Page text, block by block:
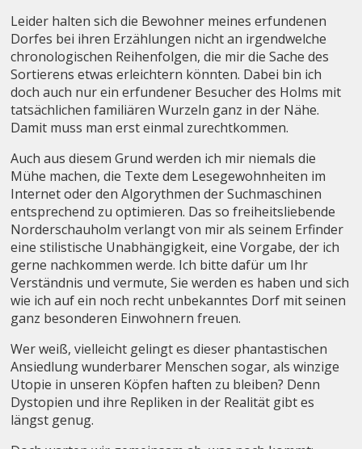
Leider halten sich die Bewohner meines erfundenen
Dorfes bei ihren Erzählungen nicht an irgendwelche
chronologischen Reihenfolgen, die mir die Sache des
Sortierens etwas erleichtern könnten. Dabei bin ich
doch auch nur ein erfundener Besucher des Holms mit
tatsächlichen familiären Wurzeln ganz in der Nähe.
Damit muss man erst einmal zurechtkommen.
Auch aus diesem Grund werden ich mir niemals die
Mühe machen, die Texte dem Lesegewohnheiten im
Internet oder den Algorythmen der Suchmaschinen
entsprechend zu optimieren. Das so freiheitsliebende
Norderschauholm verlangt von mir als seinem Erfinder
eine stilistische Unabhängigkeit, eine Vorgabe, der ich
gerne nachkommen werde. Ich bitte dafür um Ihr
Verständnis und vermute, Sie werden es haben und sich
wie ich auf ein noch recht unbekanntes Dorf mit seinen
ganz besonderen Einwohnern freuen.
Wer weiß, vielleicht gelingt es dieser phantastischen
Ansiedlung wunderbarer Menschen sogar, als winzige
Utopie in unseren Köpfen haften zu bleiben? Denn
Dystopien und ihre Repliken in der Realität gibt es
längst genug.